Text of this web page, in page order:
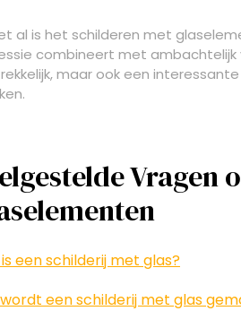
al is het schilderen met
combineert met ambachtelijk
maar ook een
een schilderij met glas?
een schilderij met glas